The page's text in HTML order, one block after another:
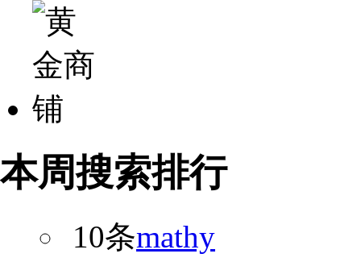
本周搜索排行
10条mathy